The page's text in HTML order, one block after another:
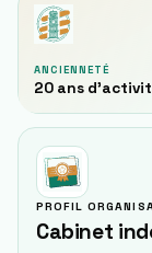
ANCIENNETÉ
20 ans
PROFIL
Cabinet